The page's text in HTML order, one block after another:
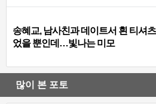
송혜교, 남사친과 데이트서 흰 티셔
었을 뿐인데…빛나는 미모
많이 본 포토